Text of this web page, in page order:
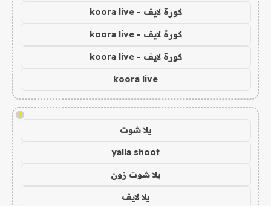
كورة لايف - koora live
كورة لايف - koora live
كورة لايف - koora live
koora live
!
يلا شوت
yalla shoot
يلا شوت زون
يلا لايف